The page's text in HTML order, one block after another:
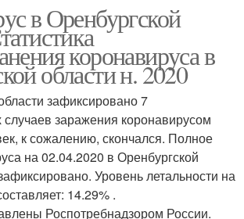
в Оренбургской
коронавируса в
области н. 2020
зафиксировано 7
заражения коронавирусом
к сожалению, скончался. Полное
на 02.04.2020 в Оренбургской
Уровень летальности на
14.29% .
Роспотребнадзором России.